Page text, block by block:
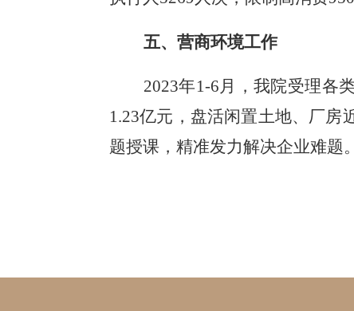
五、营商环境工作
2023年1-6月，我院受理各
1.23亿元，盘活闲置土地、厂房
题授课，精准发力解决企业难题。